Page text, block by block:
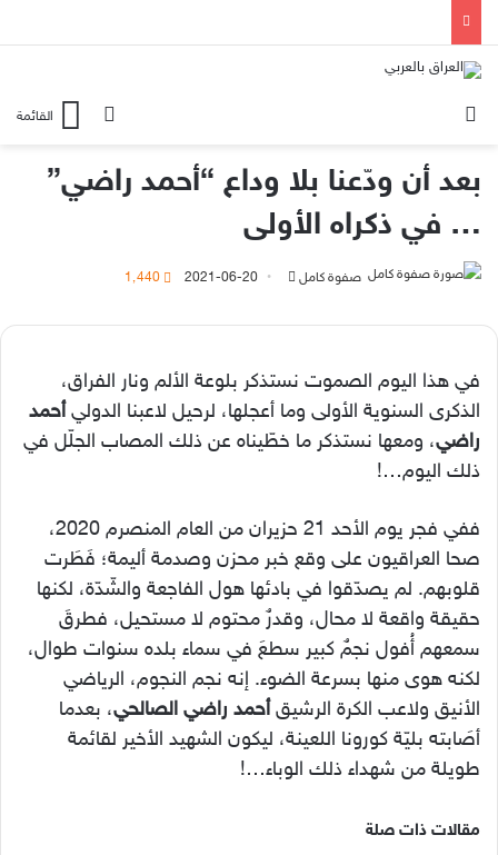
القائمةبحث عن
بعد أن ودّعنا بلا وداع “أحمد راضي”
… في ذكراه الأولى
صفوة كامل
أرسل
إلكترونيا
2021-06-20 1٬440
في هذا اليوم الصموت نستذكر بلوعة الألم ونار الفراق،
الذكرى السنوية الأولى وما أعجلها، لرحيل لاعبنا الدولي أحمد
راضي، ومعها نستذكر ما خطّيناه عن ذلك المصاب الجلّل في
ذلك اليوم…!
ففي فجر يوم الأحد 21 حزيران من العام المنصرم 2020،
صحا العراقيون على وقع خبر محزن وصدمة أليمة؛ فَطَرت
قلوبهم. لم يصدّقوا في بادئها هول الفاجعة والشّدّة، لكنها
حقيقة واقعة لا محال، وقدرٌ محتوم لا مستحيل، فطرقَ
سمعهم أُفول نجمٌ كبير سطعَ في سماء بلده سنوات طوال،
لكنه هوى منها بسرعة الضوء. إنه نجم النجوم، الرياضي
الأنيق ولاعب الكرة الرشيق أحمد راضي الصالحي، بعدما
أصَابته بليّة كورونا اللعينة، ليكون الشهيد الأخير لقائمة
طويلة من شهداء ذلك الوباء…!
مقالات ذات صلة